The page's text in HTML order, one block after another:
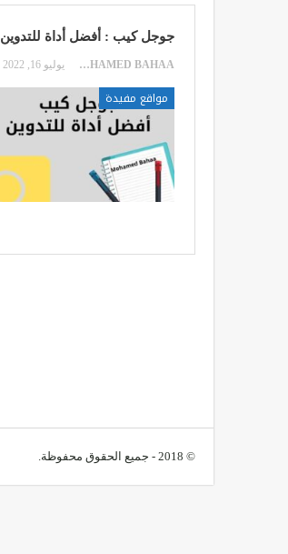
جوجل كيب : أفضل أداة للتدوين
MOHAMED BAHAA يوليو 16, 2022
مواقع مفيدة
© 2018 - جميع الحقوق محفوظة.